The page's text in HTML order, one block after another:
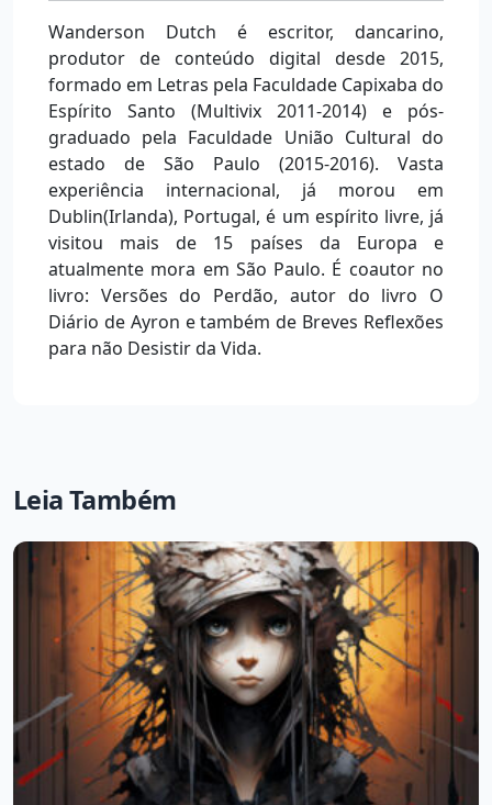
Wanderson Dutch é escritor, dancarino,
produtor de conteúdo digital desde 2015,
formado em Letras pela Faculdade Capixaba do
Espírito Santo (Multivix 2011-2014) e pós-
graduado pela Faculdade União Cultural do
estado de São Paulo (2015-2016). Vasta
experiência internacional, já morou em
Dublin(Irlanda), Portugal, é um espírito livre, já
visitou mais de 15 países da Europa e
atualmente mora em São Paulo. É coautor no
livro: Versões do Perdão, autor do livro O
Diário de Ayron e também de Breves Reflexões
para não Desistir da Vida.
Leia Também